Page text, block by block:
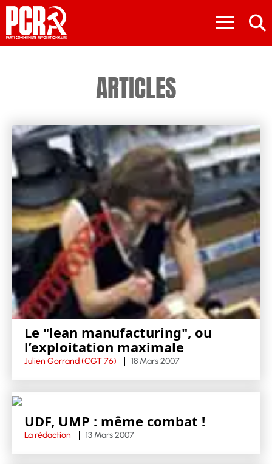
≡
ARTICLES
Le "lean manufacturing", ou
l’exploitation maximale
Julien Gorrand (CGT 76) 18 Mars 2007
UDF, UMP : même combat !
La rédaction 13 Mars 2007